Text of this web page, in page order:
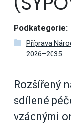
Podkategorie:
Příprava
2026–2035
Rozšířený
sdílené
vzácnými